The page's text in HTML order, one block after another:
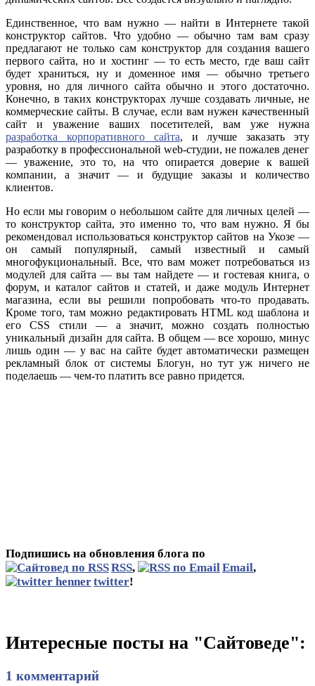
Единственное, что вам нужно — найти в Интернете такой
конструктор сайтов. Что удобно — обычно там вам сразу
предлагают не только сам конструктор для создания вашего
первого сайта, но и хостинг — то есть место, где ваш сайт
будет храниться, ну и доменное имя — обычно третьего
уровня, но для личного сайта обычно и этого достаточно.
Конечно, в таких конструкторах лучше создавать личные, не
коммерческие сайты. В случае, если вам нужен качественный
сайт и уважение ваших посетителей, вам уже нужна
разработка корпоративного сайта, и лучше заказать эту
разработку в профессиональной web-студии, не пожалев денег
— уважение, это то, на что опирается доверие к вашей
компании, а значит — и будущие заказы и количество
клиентов.
Но если мы говорим о небольшом сайте для личных целей —
то конструктор сайта, это именно то, что вам нужно. Я бы
рекомендовал использоваться конструктор сайтов на Укозе —
он самый популярный, самый известный и самый
многофукциональный. Все, что вам может потребоваться из
модулей для сайта — вы там найдете — и гостевая книга, о
форум, и каталог сайтов и статей, и даже модуль Интернет
магазина, если вы решили попробовать что-то продавать.
Кроме того, там можно редактировать HTML код шаблона и
его CSS стили — а значит, можно создать полностью
уникальный дизайн для сайта. В общем — все хорошо, минус
лишь один — у вас на сайте будет автоматически размещен
рекламный блок от системы Блогун, но тут уж ничего не
поделаешь — чем-то платить все равно придется.
Подпишись на обновления блога по
RSS, Email,
twitter!
Интересные посты на "Сайтоведе":
1 комментарий